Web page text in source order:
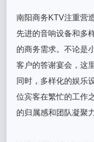
南阳商务KTV注重营
先进的音响设备和多
的商务需求。不论是
客户的答谢宴会，这
同时，多样化的娱乐
位宾客在繁忙的工作
的归属感和团队凝聚力